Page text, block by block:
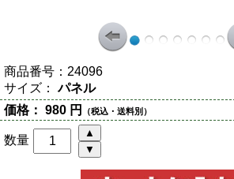
商品番号： 24096
サイズ： パネル
価格： 980 円 （税込・送料別）
数量